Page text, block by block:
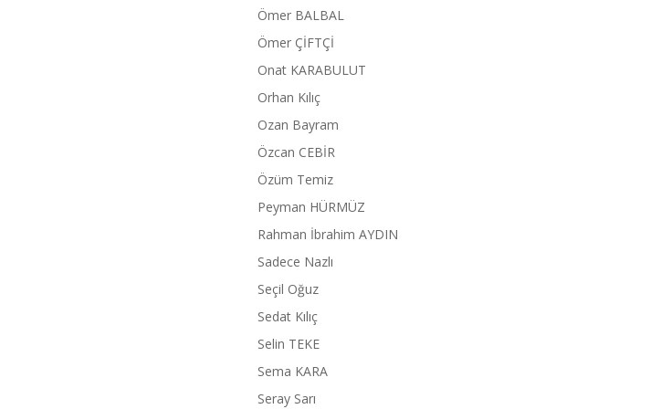
Ömer BALBAL
Ömer ÇİFTÇİ
Onat KARABULUT
Orhan Kılıç
Ozan Bayram
Özcan CEBİR
Özüm Temiz
Peyman HÜRMÜZ
Rahman İbrahim AYDIN
Sadece Nazlı
Seçil Oğuz
Sedat Kılıç
Selin TEKE
Sema KARA
Seray Sarı